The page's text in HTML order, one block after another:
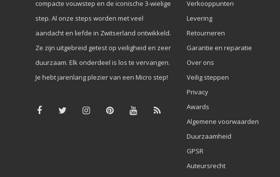
compacte vouwstep en de iconische 3-wielige
step. Al onze steps worden met veel
aandacht en liefde in Zwitserland ontwikkeld.
Ze zijn uitgebreid getest op veiligheid en zeer
duurzaam. Elk onderdeel is los te vervangen.
Je hebt jarenlang plezier van een Micro step!
Verkooppunten
Levering
Retourneren
Garantie en reparatie
Over ons
Veilig steppen
Privacy
Awards
Algemene voorwaarden
Duurzaamheid
GPSR
Auteursrecht